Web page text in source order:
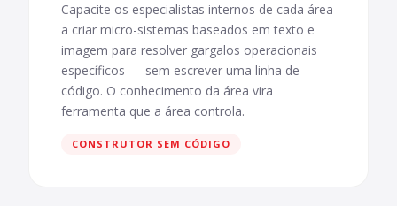
Capacite os especialistas internos de cada área
a criar micro-sistemas baseados em texto e
imagem para resolver gargalos operacionais
específicos — sem escrever uma linha de
código. O conhecimento da área vira
ferramenta que a área controla.
CONSTRUTOR SEM CÓDIGO